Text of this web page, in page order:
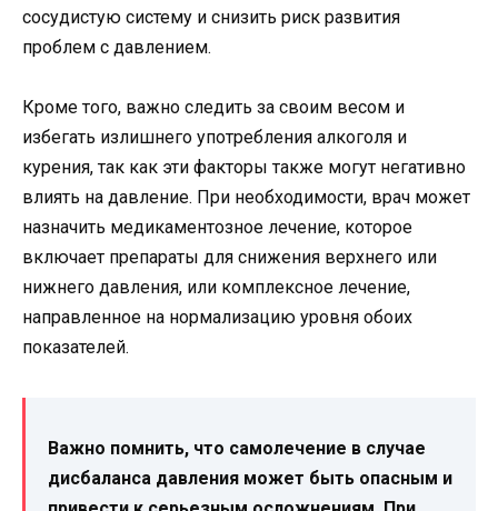
сосудистую систему и снизить риск развития
проблем с давлением.
Кроме того, важно следить за своим весом и
избегать излишнего употребления алкоголя и
курения, так как эти факторы также могут негативно
влиять на давление. При необходимости, врач может
назначить медикаментозное лечение, которое
включает препараты для снижения верхнего или
нижнего давления, или комплексное лечение,
направленное на нормализацию уровня обоих
показателей.
Важно помнить, что самолечение в случае
дисбаланса давления может быть опасным и